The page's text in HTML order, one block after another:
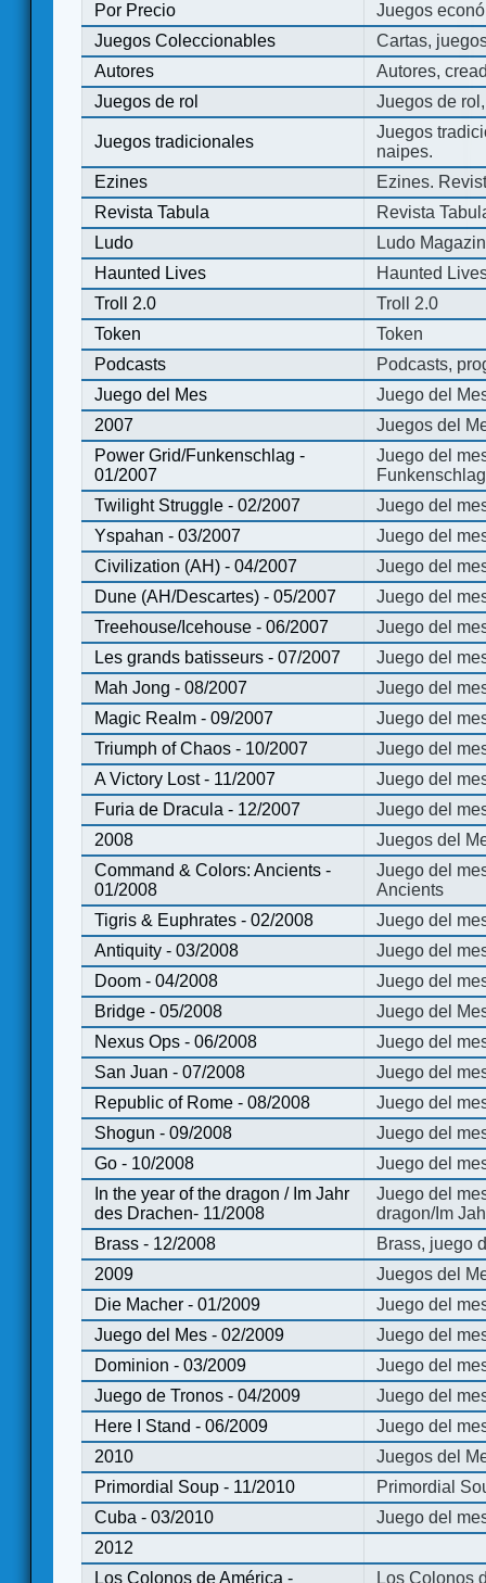
Por Precio
Juegos
Juegos Coleccionables
Cartas,
Autores
Autores,
Juegos de rol
Juegos de
Juegos tradicionales
Juegos
naipes.
Ezines
Ezines.
Revista Tabula
Revista
Ludo
Ludo
Haunted Lives
Haunted
Troll 2.0
Troll 2.0
Token
Token
Podcasts
Podcasts,
Juego del Mes
Juego del
2007
Juegos del
Power Grid/Funkenschlag -
01/2007
Juego del
Twilight Struggle - 02/2007
Juego del
Yspahan - 03/2007
Juego del
Civilization (AH) - 04/2007
Juego del
Dune (AH/Descartes) - 05/2007
Juego del
Treehouse/Icehouse - 06/2007
Juego del
Les grands batisseurs - 07/2007
Juego del
Mah Jong - 08/2007
Juego del
Magic Realm - 09/2007
Juego del
Triumph of Chaos - 10/2007
Juego del
A Victory Lost - 11/2007
Juego del
Furia de Dracula - 12/2007
Juego del
2008
Juegos del
Command & Colors: Ancients -
01/2008
Juego del
Ancients
Tigris & Euphrates - 02/2008
Juego del
Antiquity - 03/2008
Juego del
Doom - 04/2008
Juego del
Bridge - 05/2008
Juego del
Nexus Ops - 06/2008
Juego del
San Juan - 07/2008
Juego del
Republic of Rome - 08/2008
Juego del
Shogun - 09/2008
Juego del
Go - 10/2008
Juego del
In the year of the dragon / Im Jahr
des Drachen- 11/2008
Juego del
dragon/Im
Brass - 12/2008
Brass, juego
2009
Juegos del
Die Macher - 01/2009
Juego del
Juego del Mes - 02/2009
Juego del
Dominion - 03/2009
Juego del
Juego de Tronos - 04/2009
Juego del
Here I Stand - 06/2009
Juego del
2010
Juegos del
Primordial Soup - 11/2010
Primordial
Cuba - 03/2010
Juego del
2012
Los Colonos de América -
Los Colonos